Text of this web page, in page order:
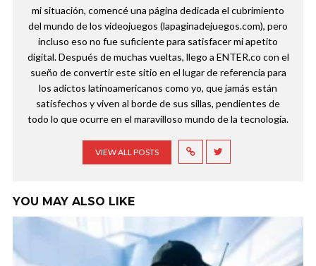
mi situación, comencé una página dedicada el cubrimiento
del mundo de los videojuegos (lapaginadejuegos.com), pero
incluso eso no fue suficiente para satisfacer mi apetito
digital. Después de muchas vueltas, llego a ENTER.co con el
sueño de convertir este sitio en el lugar de referencia para
los adictos latinoamericanos como yo, que jamás están
satisfechos y viven al borde de sus sillas, pendientes de
todo lo que ocurre en el maravilloso mundo de la tecnología.
VIEW ALL POSTS
YOU MAY ALSO LIKE